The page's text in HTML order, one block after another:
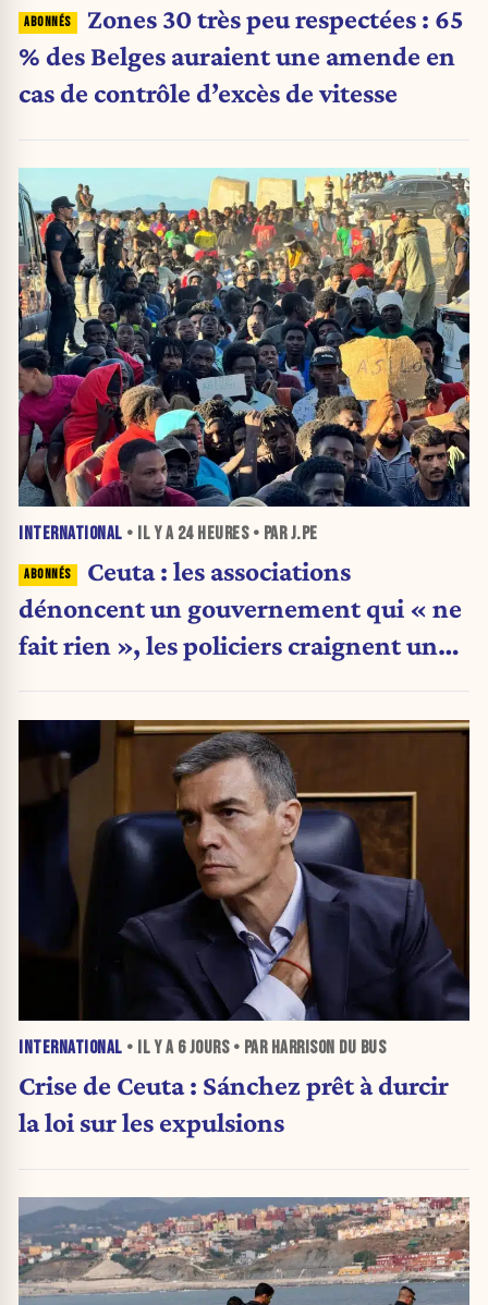
Zones 30 très peu respectées : 65
% des Belges auraient une amende en
cas de contrôle d’excès de vitesse
INTERNATIONAL • IL Y A 24 HEURES• PAR J.PE
Ceuta : les associations
dénoncent un gouvernement qui « ne
fait rien », les policiers craignent une
INTERNATIONAL • IL Y A 6 JOURS• PAR HARRISON DU BUS
Crise de Ceuta : Sánchez prêt à durcir
la loi sur les expulsions